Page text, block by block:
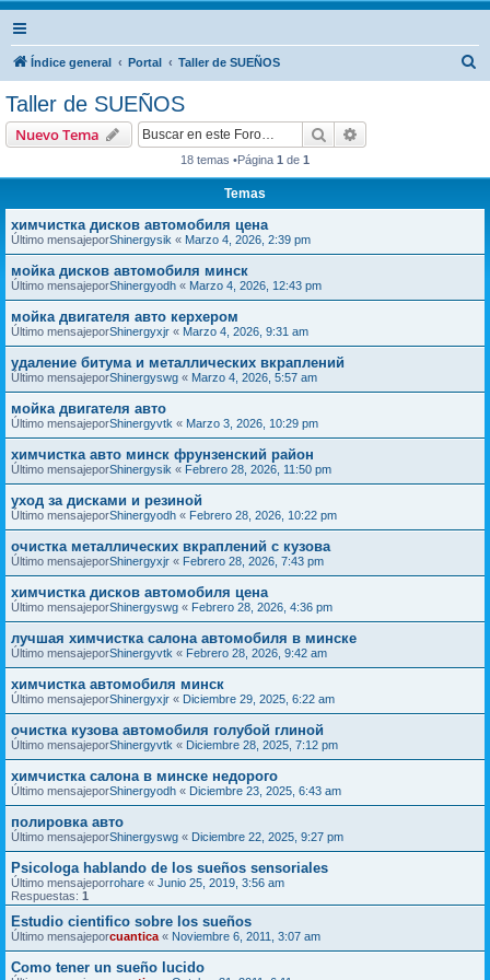
Índice general Portal Taller de SUEÑOS
Taller de SUEÑOS
Nuevo Tema Buscar
18 temas •Página 1 de 1
Temas
химчистка дисков автомобиля цена
Último mensajeporShinergysik « Marzo 4, 2026, 2:39 pm
мойка дисков автомобиля минск
Último mensajeporShinergyodh « Marzo 4, 2026, 12:43 pm
мойка двигателя авто керхером
Último mensajeporShinergyxjr « Marzo 4, 2026, 9:31 am
удаление битума и металлических вкраплений
Último mensajeporShinergyswg « Marzo 4, 2026, 5:57 am
мойка двигателя авто
Último mensajeporShinergyvtk « Marzo 3, 2026, 10:29 pm
химчистка авто минск фрунзенский район
Último mensajeporShinergysik « Febrero 28, 2026, 11:50 pm
уход за дисками и резиной
Último mensajeporShinergyodh « Febrero 28, 2026, 10:22 pm
очистка металлических вкраплений с кузова
Último mensajeporShinergyxjr « Febrero 28, 2026, 7:43 pm
химчистка дисков автомобиля цена
Último mensajeporShinergyswg « Febrero 28, 2026, 4:36 pm
лучшая химчистка салона автомобиля в минске
Último mensajeporShinergyvtk « Febrero 28, 2026, 9:42 am
химчистка автомобиля минск
Último mensajeporShinergyxjr « Diciembre 29, 2025, 6:22 am
очистка кузова автомобиля голубой глиной
Último mensajeporShinergyvtk « Diciembre 28, 2025, 7:12 pm
химчистка салона в минске недорого
Último mensajeporShinergyodh « Diciembre 23, 2025, 6:43 am
полировка авто
Último mensajeporShinergyswg « Diciembre 22, 2025, 9:27 pm
Psicologa hablando de los sueños sensoriales
Último mensajeporrohare « Junio 25, 2019, 3:56 am
Respuestas: 1
Estudio cientifico sobre los sueños
Último mensajeporcuantica « Noviembre 6, 2011, 3:07 am
Como tener un sueño lucido